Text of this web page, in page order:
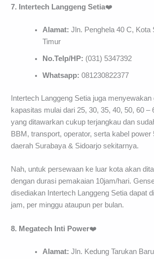
7. Intertech Langgeng Setia❤️
Alamat:Jln. Penghela 40 C, Kota
Timur
No.Telp/HP: (031) 5347392
Whatsapp: 081230822377
Intertech Langgeng Setia juga
kapasitas mulai dari 25, 30, 35, 40, 50, 60 –
yang ditawarkan cukup terjangkau dan
BBM, transport, operator, serta kabel power
daerah Surabaya & Sidoarjo sekitarnya.
Nah, untuk persewaan ke luar kota akan
dengan durasi pemakaian 10jam/hari.
disediakan Intertech Langgeng Setia dapat
jam, per minggu ataupun per bulan.
8. Megatech Inti Power❤️
Alamat:Jln. Kedung Tarukan